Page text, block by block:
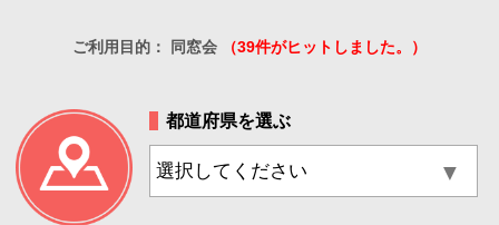
ご利用目的： 同窓会 （39件がヒットしました。）
都道府県を選ぶ